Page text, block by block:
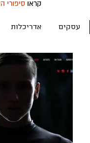
קראו סיפורי
עסקים אדריכלות